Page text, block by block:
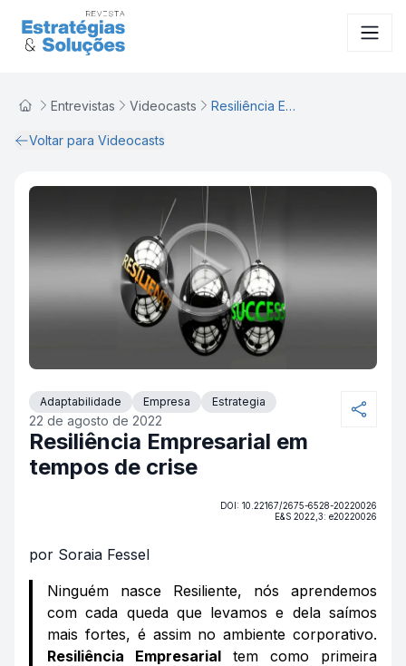
VideoCastEntrevistas Videocasts Resiliência Empresarial em tempos de crise
Voltar para Videocasts
Adaptabilidade Empresa Estrategia
22 de agosto de 2022
Resiliência Empresarial em
tempos de crise
DOI: 10.22167/2675-6528-20220026
E&S 2022,3: e20220026
por Soraia Fessel
Ninguém nasce Resiliente, nós aprendemos
com cada queda que levamos e dela saímos
mais fortes, é assim no ambiente corporativo.
Resiliência Empresarial tem como primeira